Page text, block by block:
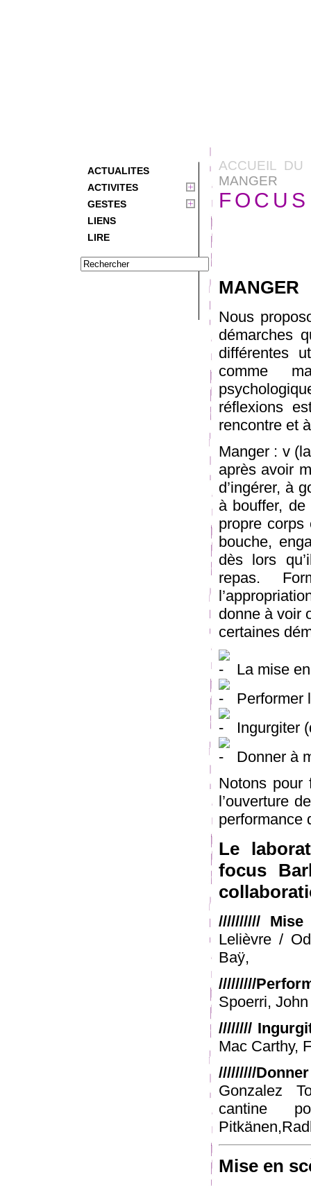
ACTUALITES
ACTIVITES
GESTES
LIENS
LIRE
ACCUEIL DU
MANGER
MANGER
Nous
démarches
différentes
comme
réflexions
rencontre et
Manger : v
après avoir
d’ingérer, à
à bouffer,
propre
bouche,
dès lors
repas.
donne à voir
certaines
La mise
Performer
Ingurgiter
Donner à
Notons pour
l’ouverture
performance
Le
focus
//////////
Lelièvre /
Baÿ,
/////////
Spoerri,
////////
Mac Carthy,
/////////
Gonzalez
cantine
Mise en